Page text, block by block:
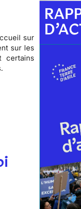
sur
sur les
certains